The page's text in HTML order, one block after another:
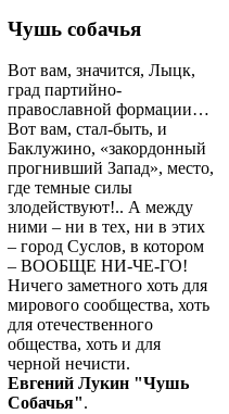
Чушь собачья
Вот вам, значится, Лыцк,
град партийно-
православной формации…
Вот вам, стал-быть, и
Баклужино, «закордонный
прогнивший Запад», место,
где темные силы
злодействуют!.. А между
ними – ни в тех, ни в этих
– город Суслов, в котором
– ВООБЩЕ НИ-ЧЕ-ГО!
Ничего заметного хоть для
мирового сообщества, хоть
для отечественного
общества, хоть и для
черной нечисти.
Евгений Лукин "Чушь
Собачья".